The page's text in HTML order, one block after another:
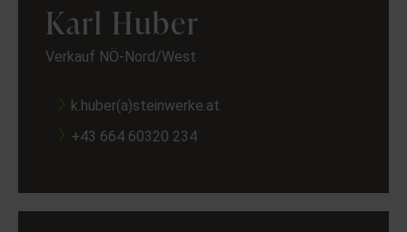
Karl Huber
Verkauf NÖ-Nord/West
k.huber(a)steinwerke.at
+43 664 60320 234